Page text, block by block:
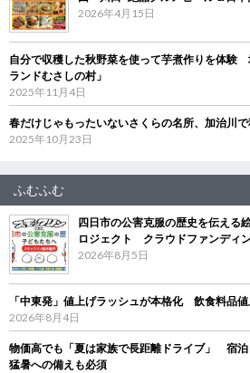
2026年4月15日
自分で収穫した秋野菜を使って芋煮作りを体験
ランドむさしの村」
2025年11月4日
春だけじゃもったいないさくらの名所、加治川
2025年10月23日
ふむふむ
四日市の公害克服の歴史を伝える
ロジェクト クラウドファンディ
2026年8月5日
「中東発」値上げラッシュが本格化 飲食料品
2026年8月4日
物価高でも「夏は家族で長距離ドライブ」 宿泊
猛暑への備えも必須